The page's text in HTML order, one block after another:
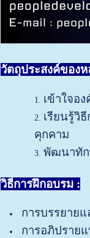
วัตถุประสงค์ของ
เข้าใจอ
เรียนรู้วิ
คุกคาม
พัฒนาทัก
วิธีการฝึกอบรม :
การบรรยาย
การอภิปราย